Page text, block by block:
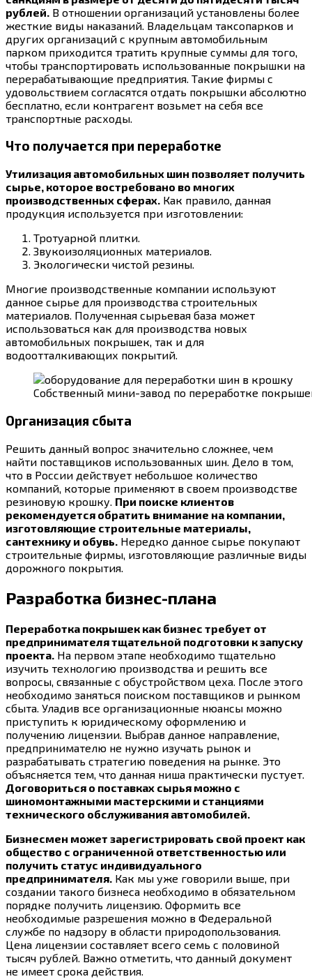
рублей. В отношении организаций установлены более
жесткие виды наказаний. Владельцам таксопарков и
других организаций с крупным автомобильным
парком приходится тратить крупные суммы для того,
чтобы транспортировать использованные покрышки на
перерабатывающие предприятия. Такие фирмы с
удовольствием согласятся отдать покрышки абсолютно
бесплатно, если контрагент возьмет на себя все
транспортные расходы.
Что получается при переработке
Утилизация автомобильных шин позволяет получить
сырье, которое востребовано во многих
производственных сферах. Как правило, данная
продукция используется при изготовлении:
Тротуарной плитки.
Звукоизоляционных материалов.
Экологически чистой резины.
Многие производственные компании используют
данное сырье для производства строительных
материалов. Полученная сырьевая база может
использоваться как для производства новых
автомобильных покрышек, так и для
водоотталкивающих покрытий.
Собственный мини-завод по переработке
Организация сбыта
Решить данный вопрос значительно сложнее, чем
найти поставщиков использованных шин. Дело в том,
что в России действует небольшое количество
компаний, которые применяют в своем производстве
резиновую крошку. При поиске клиентов
рекомендуется обратить внимание на компании,
изготовляющие строительные материалы,
сантехнику и обувь. Нередко данное сырье покупают
строительные фирмы, изготовляющие различные виды
дорожного покрытия.
Разработка бизнес-плана
Переработка покрышек как бизнес требует от
предпринимателя тщательной подготовки к запуску
проекта. На первом этапе необходимо тщательно
изучить технологию производства и решить все
вопросы, связанные с обустройством цеха. После этого
необходимо заняться поиском поставщиков и рынком
сбыта. Уладив все организационные нюансы можно
приступить к юридическому оформлению и
получению лицензии. Выбрав данное направление,
предпринимателю не нужно изучать рынок и
разрабатывать стратегию поведения на рынке. Это
объясняется тем, что данная ниша практически пустует.
Договориться о поставках сырья можно с
шиномонтажными мастерскими и станциями
технического обслуживания автомобилей.
Бизнесмен может зарегистрировать свой проект как
общество с ограниченной ответственностью или
получить статус индивидуального
предпринимателя. Как мы уже говорили выше, при
создании такого бизнеса необходимо в обязательном
порядке получить лицензию. Оформить все
необходимые разрешения можно в Федеральной
службе по надзору в области природопользования.
Цена лицензии составляет всего семь с половиной
тысяч рублей. Важно отметить, что данный документ
не имеет срока действия.